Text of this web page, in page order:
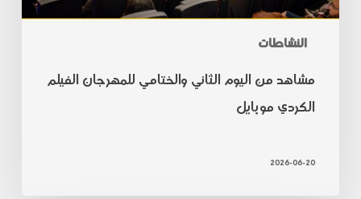
النشاطات
مشاهد من اليوم الثاني والختامي للمهرجان الفيلم
الكردي موبايل
2026-06-20